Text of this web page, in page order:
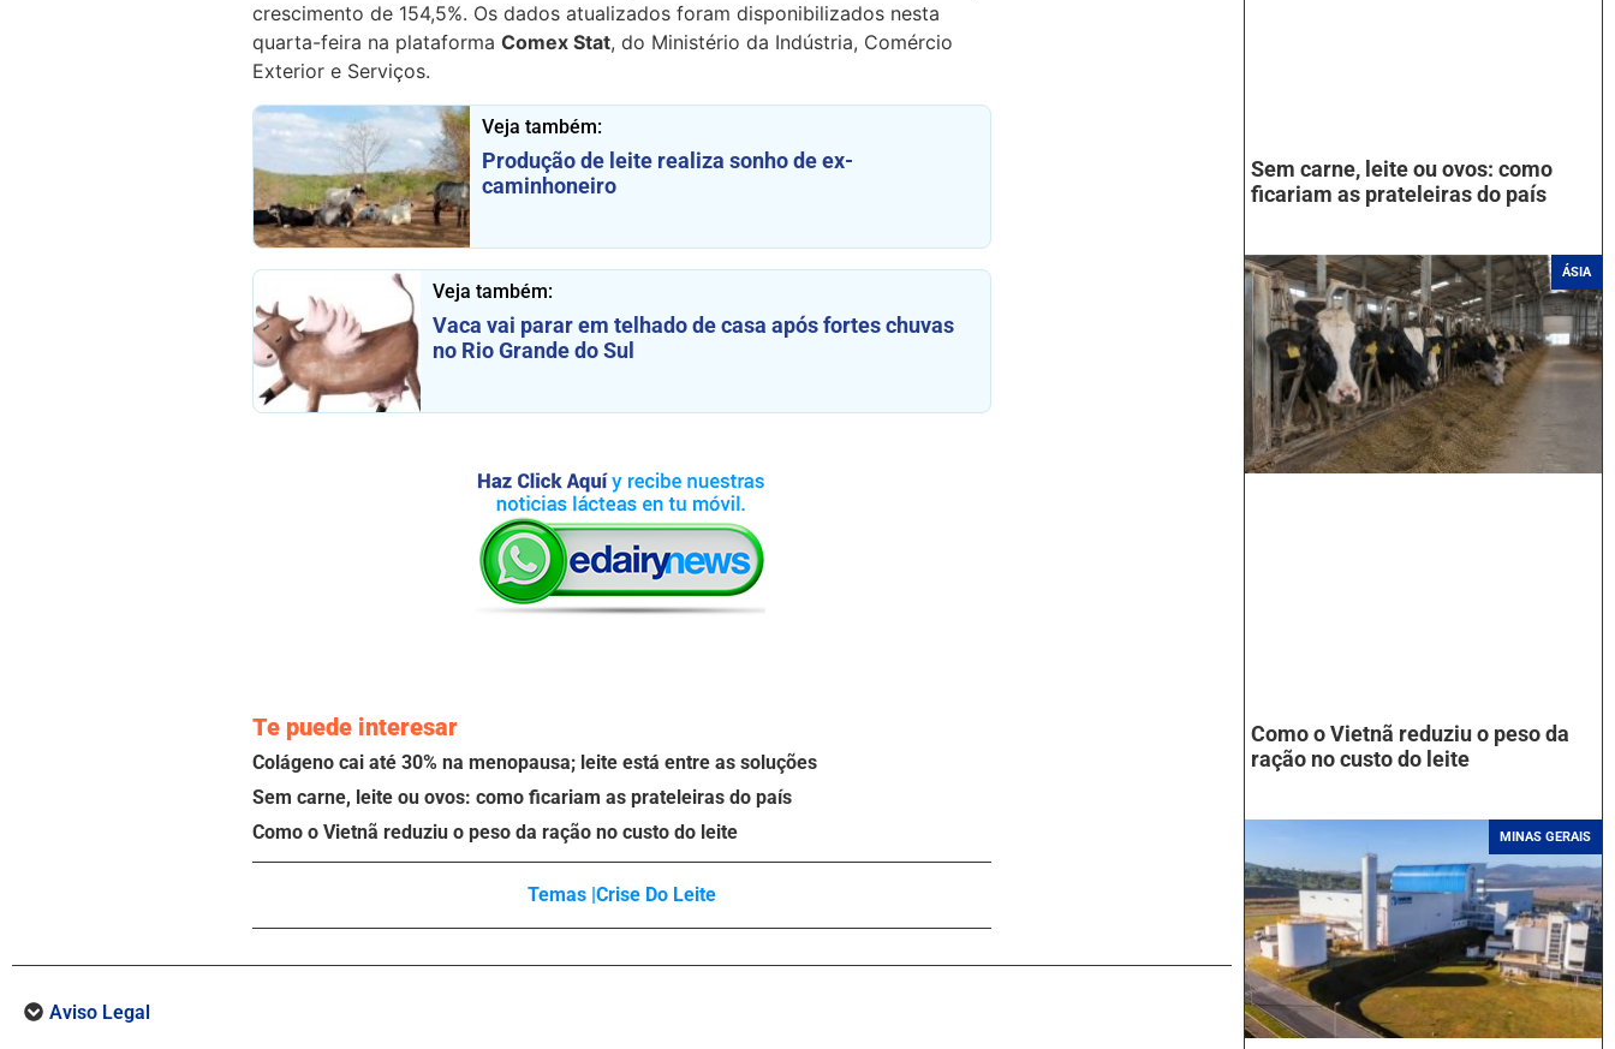
crescimento de 154,5%. Os dados atualizados foram disponibilizados nesta
quarta-feira na plataforma Comex Stat, do Ministério da Indústria, Comércio
Exterior e Serviços.
Veja também:
Produção de leite realiza sonho de ex-
caminhoneiro
Veja também:
Vaca vai parar em telhado de casa após fortes chuvas
no Rio Grande do Sul
Te puede interesar
Colágeno cai até 30% na menopausa; leite está entre as soluções
Sem carne, leite ou ovos: como ficariam as prateleiras do país
Como o Vietnã reduziu o peso da ração no custo do leite
Temas | Crise Do Leite
Aviso Legal
Sem carne, leite ou ovos: como
ficariam as prateleiras do país
ÁSIA
Como o Vietnã reduziu o peso da
ração no custo do leite
MINAS GERAIS